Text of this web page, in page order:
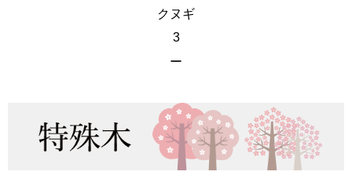
クヌギ
3
ー